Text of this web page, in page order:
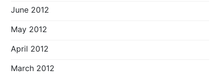
June 2012
May 2012
April 2012
March 2012